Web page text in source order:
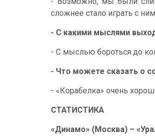
сложнее стало играть с
- С какими мыслями
- С мыслью бороться до
- Что можете сказать о
- «Корабелка» очень
СТАТИСТИКА
«Динамо» (Москва) –